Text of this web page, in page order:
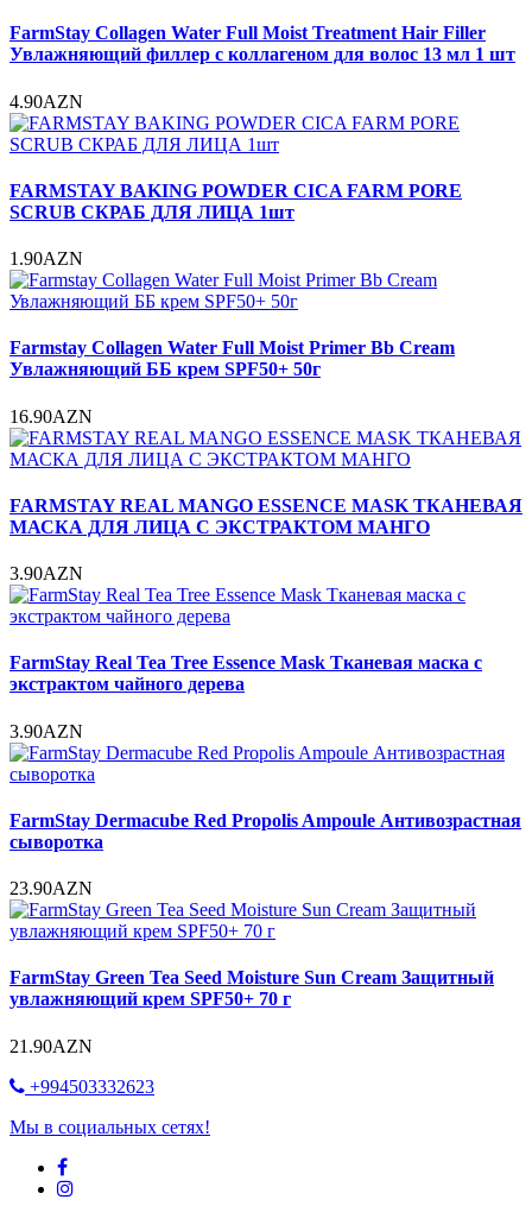
FarmStay Collagen Water Full Moist Treatment Hair Filler
Увлажняющий филлер с коллагеном для волос 13 мл 1 шт
4.90AZN
FARMSTAY BAKING POWDER CICA FARM PORE
SCRUB СКРАБ ДЛЯ ЛИЦА 1шт
1.90AZN
Farmstay Collagen Water Full Moist Primer Bb Cream
Увлажняющий ББ крем SPF50+ 50г
16.90AZN
FARMSTAY REAL MANGO ESSENCE MASK ТКАНЕВАЯ
МАСКА ДЛЯ ЛИЦА С ЭКСТРАКТОМ МАНГО
3.90AZN
FarmStay Real Tea Tree Essence Mask Тканевая маска с
экстрактом чайного дерева
3.90AZN
FarmStay Dermacube Red Propolis Ampoule Антивозрастная
сыворотка
23.90AZN
FarmStay Green Tea Seed Moisture Sun Cream Защитный
увлажняющий крем SPF50+ 70 г
21.90AZN
+994503332623
Мы в социальных сетях!